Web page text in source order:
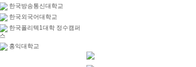
한국방송통신대학교
한국외국어대학교
한국폴리텍1대학 정수캠퍼
스
홍익대학교